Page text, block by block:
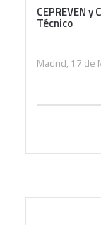
CEPREVEN
Técnico
Madrid, 17 de